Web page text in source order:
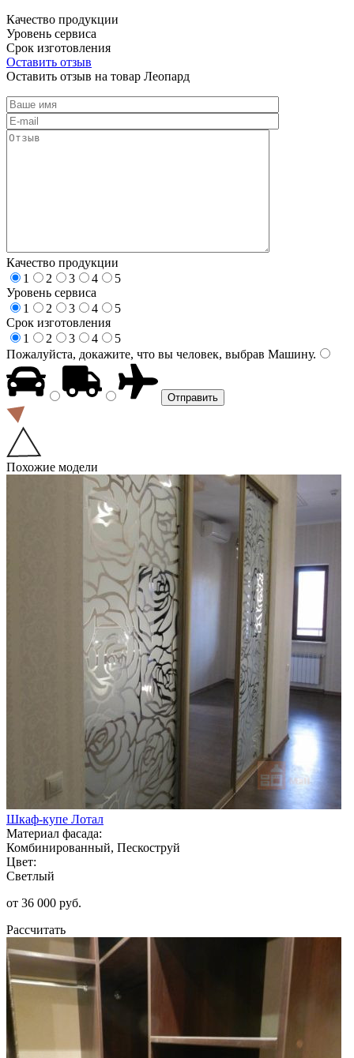
Качество продукции
Уровень сервиса
Срок изготовления
Оставить отзыв
Оставить отзыв на товар Леопард
Качество продукции
1
2 3 4
5
Уровень сервиса
1
2 3 4
5
Срок изготовления
1
2 3 4
5
Пожалуйста, докажите, что вы человек, выбрав Машину.
Похожие модели
Шкаф-купе Лотал
Материал фасада:
Комбинированный, Пескоструй
Цвет:
Светлый
от 36 000 руб.
Рассчитать